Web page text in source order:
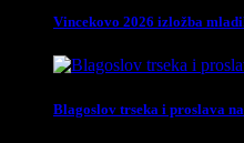
Vincekovo 2026 izložba
Blagoslov trseka i proslava